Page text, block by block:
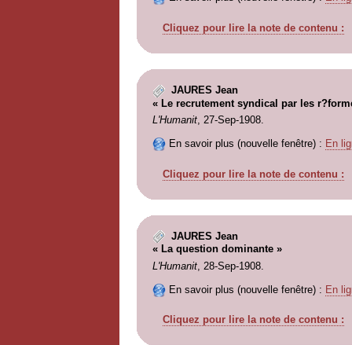
Cliquez pour lire la note de contenu :
JAURES Jean
« Le recrutement syndical par les
L'Humanit, 27-Sep-1908.
En savoir plus (nouvelle fenêtre) : En
Cliquez pour lire la note de contenu :
JAURES Jean
« La question dominante »
L'Humanit, 28-Sep-1908.
En savoir plus (nouvelle fenêtre) : En
Cliquez pour lire la note de contenu :